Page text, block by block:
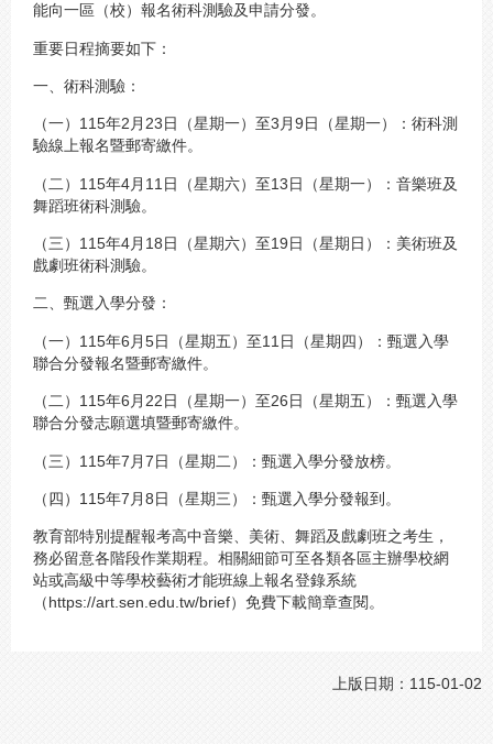
能向一區（校）報名術科測驗及申請分發。
重要日程摘要如下：
一、術科測驗：
（一）115年2月23日（星期一）至3月9日（星期一）：術科測
驗線上報名暨郵寄繳件。
（二）115年4月11日（星期六）至13日（星期一）：音樂班及
舞蹈班術科測驗。
（三）115年4月18日（星期六）至19日（星期日）：美術班及
戲劇班術科測驗。
二、甄選入學分發：
（一）115年6月5日（星期五）至11日（星期四）：甄選入學
聯合分發報名暨郵寄繳件。
（二）115年6月22日（星期一）至26日（星期五）：甄選入學
聯合分發志願選填暨郵寄繳件。
（三）115年7月7日（星期二）：甄選入學分發放榜。
（四）115年7月8日（星期三）：甄選入學分發報到。
教育部特別提醒報考高中音樂、美術、舞蹈及戲劇班之考生，
務必留意各階段作業期程。相關細節可至各類各區主辦學校網
站或高級中等學校藝術才能班線上報名登錄系統
（https://art.sen.edu.tw/brief）免費下載簡章查閱。
上版日期：115-01-02